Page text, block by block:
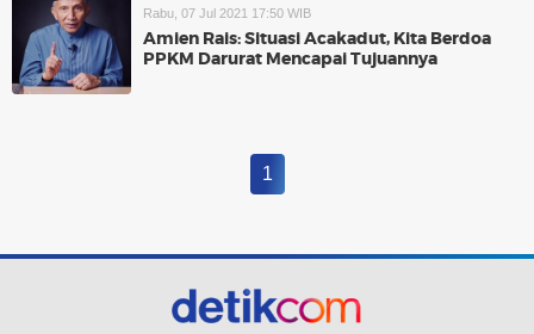
Rabu, 07 Jul 2021 17:50 WIB
Amien Rais: Situasi Acakadut, Kita Berdoa
PPKM Darurat Mencapai Tujuannya
1